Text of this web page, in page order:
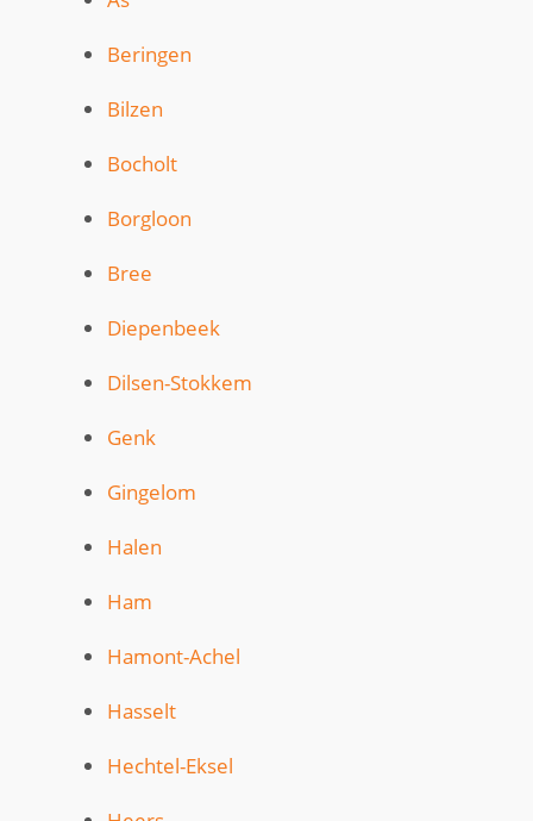
Beringen
Bilzen
Bocholt
Borgloon
Bree
Diepenbeek
Dilsen-Stokkem
Genk
Gingelom
Halen
Ham
Hamont-Achel
Hasselt
Hechtel-Eksel